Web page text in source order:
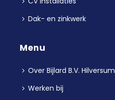
Dak- en zinkwerk
Menu
Over Bijlard B.V. Hilversum
Werken bij